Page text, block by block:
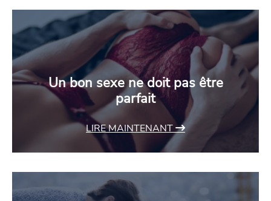
Un bon sexe ne doit pas être
parfait
LIRE MAINTENANT